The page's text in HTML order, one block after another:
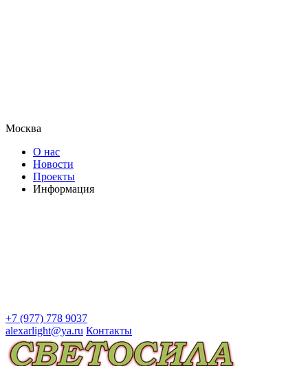
Москва
О нас
Новости
Проекты
Информация
+7 (977) 778 9037
alexarlight@ya.ru Контакты